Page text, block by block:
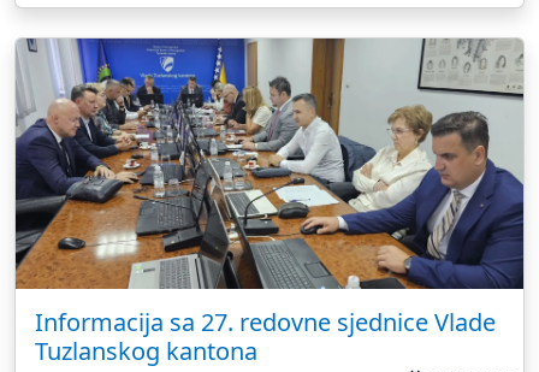
Informacija sa 27. redovne sjednice Vlade
Tuzlanskog kantona